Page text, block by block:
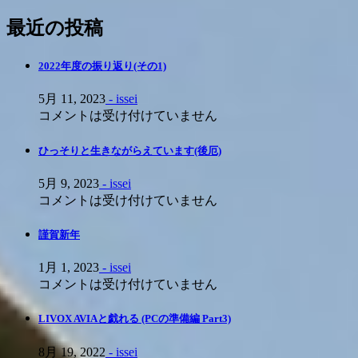
最近の投稿
2022年度の振り返り(その1)
5月 11, 2023 - issei
コメントは受け付けていません
ひっそりと生きながらえています(後厄)
5月 9, 2023 - issei
コメントは受け付けていません
謹賀新年
1月 1, 2023 - issei
コメントは受け付けていません
LIVOX AVIAと戯れる (PCの準備編 Part3)
8月 19, 2022 - issei